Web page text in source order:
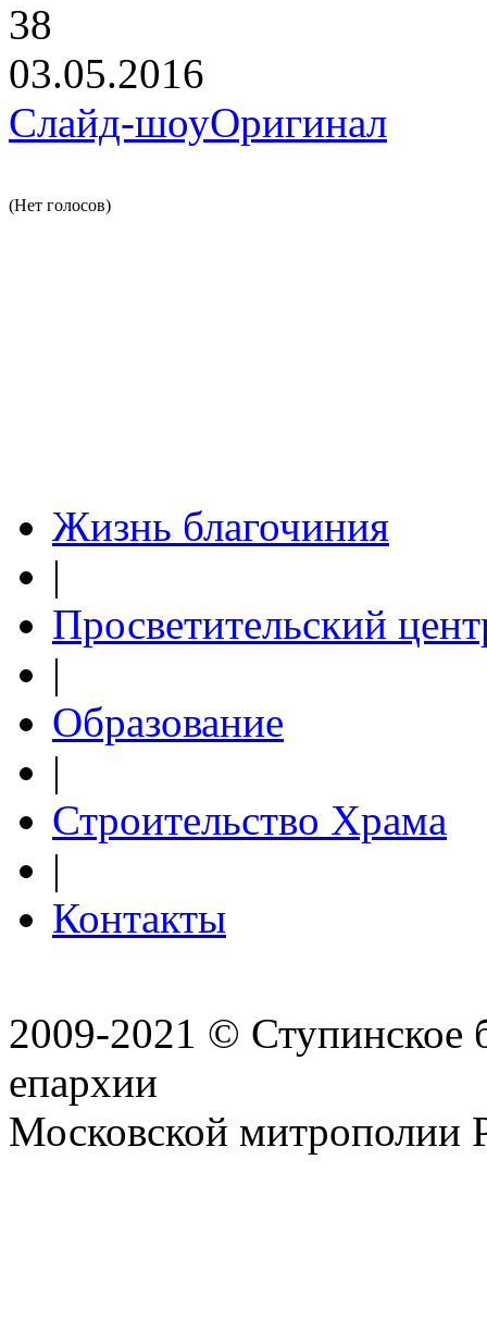
38
03.05.2016
Слайд-шоуОригинал
(Нет голосов)
Жизнь благочиния
|
Просветительский
|
Образование
|
Строительство Храма
|
Контакты
2009-2021 © Ступинское
епархии
Московской митрополии